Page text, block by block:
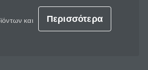
και
Περισσότερα